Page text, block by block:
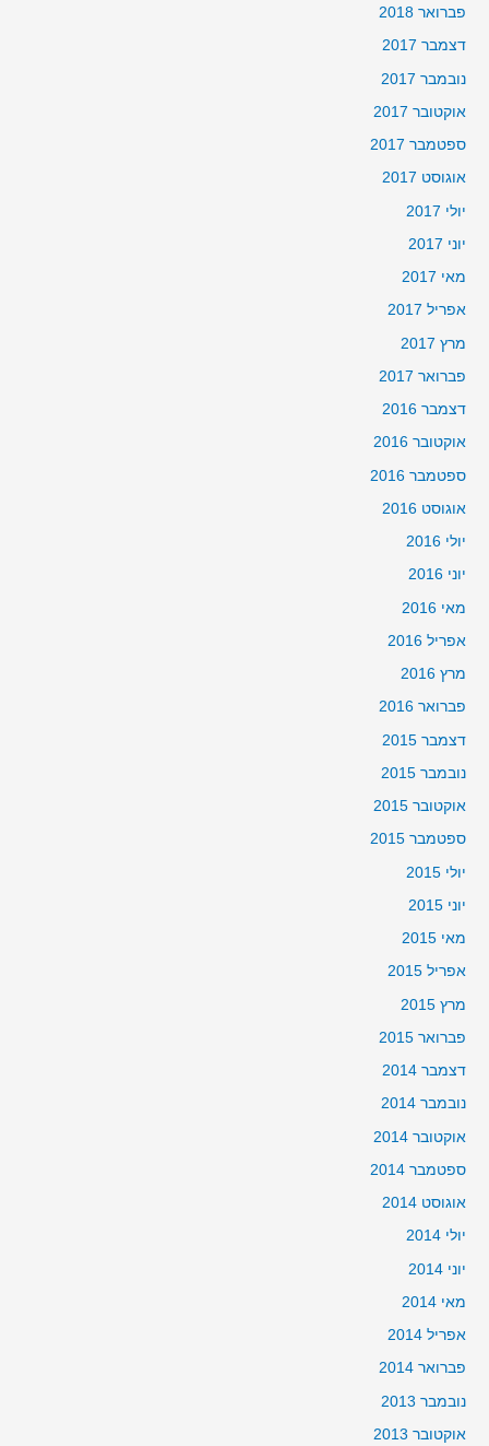
פברואר 2018
דצמבר 2017
נובמבר 2017
אוקטובר 2017
ספטמבר 2017
אוגוסט 2017
יולי 2017
יוני 2017
מאי 2017
אפריל 2017
מרץ 2017
פברואר 2017
דצמבר 2016
אוקטובר 2016
ספטמבר 2016
אוגוסט 2016
יולי 2016
יוני 2016
מאי 2016
אפריל 2016
מרץ 2016
פברואר 2016
דצמבר 2015
נובמבר 2015
אוקטובר 2015
ספטמבר 2015
יולי 2015
יוני 2015
מאי 2015
אפריל 2015
מרץ 2015
פברואר 2015
דצמבר 2014
נובמבר 2014
אוקטובר 2014
ספטמבר 2014
אוגוסט 2014
יולי 2014
יוני 2014
מאי 2014
אפריל 2014
פברואר 2014
נובמבר 2013
אוקטובר 2013